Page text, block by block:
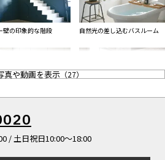
壁の印象的な階段 自然光の差し込むバスルーム
メージ ダイナー
真や動画を表示（27）
/ 土日祝日10:00〜18:00